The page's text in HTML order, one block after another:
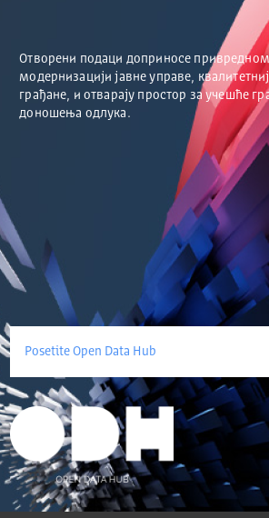
Отворени подаци доприносе привредном
модернизацији јавне управе,
грађане, и отварају простор за учешће
доношења одлука.
Posetite Open Data Hub